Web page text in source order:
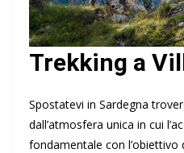
Trekking a
Spostatevi in Sardegna
dall’atmosfera unica in cui
fondamentale con l’obiettivo